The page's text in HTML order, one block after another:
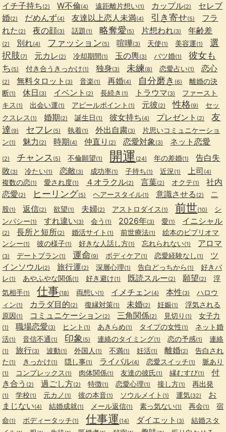
イチ子持ち (2) W不倫(4) 遠距離片想い(1) カップル(2)
セレブ
婚(2) だめんず(4) 友達以上恋人未満(4) 引き寄せ(5)
フラ
れた (2) 夜の顔(3) 話題(1) 略奪愛(5) 片想われ(3) 年齢差
(2) 別れ(4) ファッション(5) 喧嘩(3) 天使(1) 美容運(1)
選
択肢(7) 元カレ (2) 冷却期間(1) 玉の輿(3) バツ婚(1)
彼女も
ち (5) 付き合うきっかけ(1) 独身(3) 未練(8) 恋愛占い(1) 恋心
(2) 無料タロット (3) 音楽(1) 再婚(4) 自分磨き (6)
離婚の決
断(1) 休日 (3) イベント (2) 長続き (1) トラウマ(3)
ファースト
キス (1) 出会い運(1) アピールポイント (1) 元彼(2) 性格(9)
セッ
クスレス (1) 婚期(2) 誕生日 (1) 彼女持ち (4) プレゼント (2)
友
達 (9) セフレ (5) 執着(1) 外出自粛(3)
片思いコミュニケーショ
ン(1) 魅力 (2) 時期(4) 仲直り (2) 恋愛対象(3) ネット恋愛
(2) チャンス (5) 不倫願望(1) 開運 (24) 年の差婚(1)
告白失
敗(3) 冷たい(1) 恋敵(3) 成功率(1) 子持ち(1) 近況(1) 上司 (4)
複数の恋(1) 愛され度(1) ４オラクル(2) 言葉(2) オクテ(1)
社内
恋愛(2) ヒーリング(5) ヘアースタイル(1) 意識させる (2)
二
股(1) 返信(2) 欲望(1) 夫婦(2) アストロダイス (1) 前世(10)
シ
ンパシー(1) すれ違い(3) 会う (1) 2026年(3) 愛(1) イニシャル
(2) 長所と短所(2) 婚活サイト (1) 前世療法(1)
絵本のビブリオマ
ンシー(1) 彼の様子(1) 好きな人話し方(1) 忘れられない(1) アロマ
(3) デートプラン(1) 運命(9) ボディケア(1) 恋愛経験なし (1)
ツ
インソウル(2) 旅行運(2) 深層心理(1) 告白どっちから (1)
好きバ
レ(1) あやふやな関係(1) 好き避け(1) 既読スルー(2) 願望(2)
浮
気相手(1) 仕事(18) 両想い(1) イメチェン(4) 本性(3)
ハロウ
ィン(1) カラダ目的(2) 復縁対策(1) 未婚(2) 妊娠(1)
浮気される
原因(1) コミュニケーション(2) 三角関係(2) 見切り (1) 女子力
(1) 職場恋愛(3) ヒント (1) あきらめ(1) タイプの女性(1)
ネット婚
活(1) 音信不通 (1) 印象(5) 連絡のタイミング(1) 恋の予感(1) 連絡
(1) 旅行(3) 波動(1) 外国人 (1) 不満(1) 妊活(1) 離婚(2)
告白され
た (1) きっかけ(1) 隠し事(1) ライバル(4) 恋愛スイッチ(1) 脈あり
(1) コンプレックス (1) 肉体関係(1) 友達の彼氏(1) 縁むすび(1)
付
き合う (2) 過ごし方(2) 特徴(1) 恋愛心理(1) 接し方(1) 再出発
(1) 学校(1) 元カノ (1) 彼の本音(1) ソウルメイト (1) 運気(32)
お
まじない(4) 結婚成就(1) メール返信(1) 素っ気ない(1) 再会(1)
宿
命(1) ボディータッチ(1) 仕事運 (14) ダイエット (3)
結婚スタ